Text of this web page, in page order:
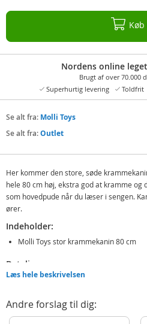
Nordens online
Brugt af over 70.000
Superhurtig levering
Toldfrit
Se alt fra: Molli Toys
Se alt fra:Outlet
Her kommer den store, søde
hele 80 cm høj, ekstra god at kramme og
som hovedpude når du læser i sengen.
ører.
Indeholder:
Molli Toys stor krammekanin 80 cm
Detaljer:
Lavet af polyester
Alle materialerne er giftfrie
Læs hele beskrivelsen
Andre forslag til dig: